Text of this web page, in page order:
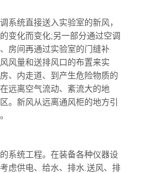
系统直接送入实验室的新风，
变化而变化;另一部分通过空调
房间再通过实验室的门缝补
风量和送排风口 的布置来实
、内走道、到产生危险物质的
远离空气流动、紊流大的地
。新风从远离通风柜的地方引
系统工程。在装备各种仪器设
虑供电、给水、排水.送风、排